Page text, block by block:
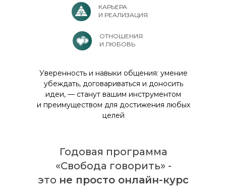
Уверенность и навыки общения: умение
убеждать, договариваться и доносить
идеи, — станут вашим инструментом
и преимуществом для достижения любых
целей
КАРЬЕРА
И РЕАЛИЗАЦИЯ
ОТНОШЕНИЯ
И ЛЮБОВЬ
Годовая программа
«Свобода говорить» -
это не просто онлайн-курс